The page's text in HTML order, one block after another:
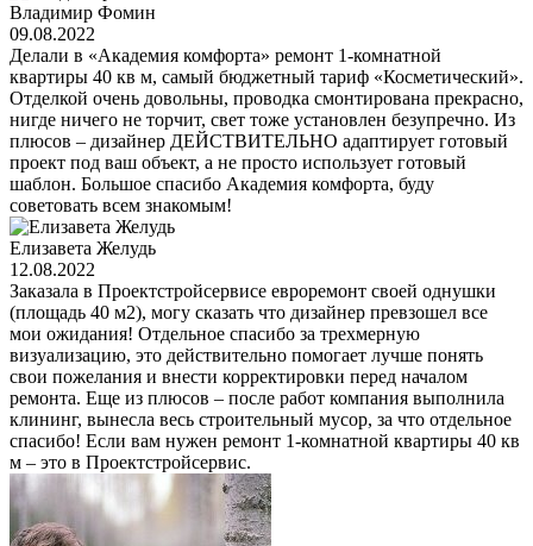
Владимир Фомин
09.08.2022
Делали в «Академия комфорта» ремонт 1-комнатной
квартиры 40 кв м, самый бюджетный тариф «Косметический».
Отделкой очень довольны, проводка смонтирована прекрасно,
нигде ничего не торчит, свет тоже установлен безупречно. Из
плюсов – дизайнер ДЕЙСТВИТЕЛЬНО адаптирует готовый
проект под ваш объект, а не просто использует готовый
шаблон. Большое спасибо Академия комфорта, буду
советовать всем знакомым!
Елизавета Желудь
12.08.2022
Заказала в Проектстройсервисе евроремонт своей однушки
(площадь 40 м2), могу сказать что дизайнер превзошел все
мои ожидания! Отдельное спасибо за трехмерную
визуализацию, это действительно помогает лучше понять
свои пожелания и внести корректировки перед началом
ремонта. Еще из плюсов – после работ компания выполнила
клининг, вынесла весь строительный мусор, за что отдельное
спасибо! Если вам нужен ремонт 1-комнатной квартиры 40 кв
м – это в Проектстройсервис.